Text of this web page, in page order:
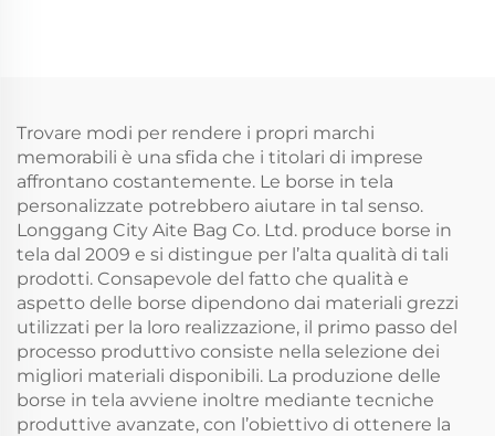
per Natale
Trovare modi per rendere i propri marchi
memorabili è una sfida che i titolari di imprese
affrontano costantemente. Le borse in tela
personalizzate potrebbero aiutare in tal senso.
Longgang City Aite Bag Co. Ltd. produce borse in
tela dal 2009 e si distingue per l’alta qualità di tali
prodotti. Consapevole del fatto che qualità e
aspetto delle borse dipendono dai materiali grezzi
utilizzati per la loro realizzazione, il primo passo del
processo produttivo consiste nella selezione dei
migliori materiali disponibili. La produzione delle
borse in tela avviene inoltre mediante tecniche
produttive avanzate, con l’obiettivo di ottenere la